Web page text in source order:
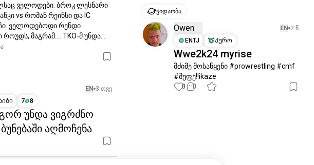
ველოდები. ბროკ ლესნარი
vs რომან რეინსი და IC
ველოდებოდი რენდი
მაგრამ.... TKO-მ უნდა...
EN 3 თვე
7 8
უნდა ვიგრძნო
აღმოჩენა
ჭიდაობა
Owen EN 2 წ
ENTJ
Კურო
Wwe2k24 myrise
მძიმე მოსაწყენი #prowrestling #cmf
#მეფე!!ikaze
0 0